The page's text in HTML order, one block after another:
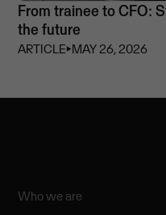
From trainee to CFO:
the future
ARTICLE⏵MAY 26, 2026
Who we are